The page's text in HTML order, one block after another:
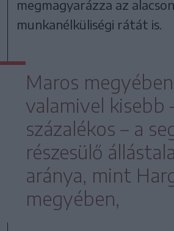
megmagyarázza az
munkanélküliségi rátát is.
Maros megyében
valamivel kisebb
százalékos – a
részesülő
aránya, mint
megyében,